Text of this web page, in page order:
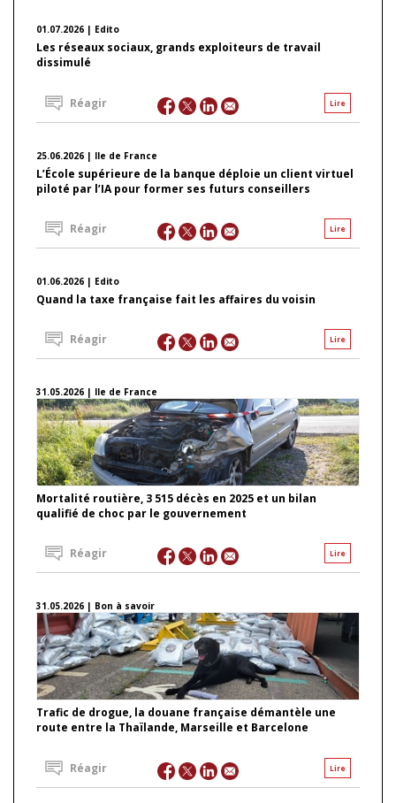
01.07.2026 | Edito
Les réseaux sociaux, grands exploiteurs de travail
dissimulé
Lire
Réagir
25.06.2026 | Ile de France
L’École supérieure de la banque déploie un client virtuel
piloté par l’IA pour former ses futurs conseillers
Lire
Réagir
01.06.2026 | Edito
Quand la taxe française fait les affaires du voisin
Lire
Réagir
31.05.2026 | Ile de France
Mortalité routière, 3 515 décès en 2025 et un bilan
qualifié de choc par le gouvernement
Lire
Réagir
31.05.2026 | Bon à savoir
Trafic de drogue, la douane française démantèle une
route entre la Thaïlande, Marseille et Barcelone
Lire
Réagir